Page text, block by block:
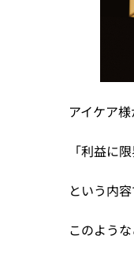
アイケア
「利益に
という内容
このよう